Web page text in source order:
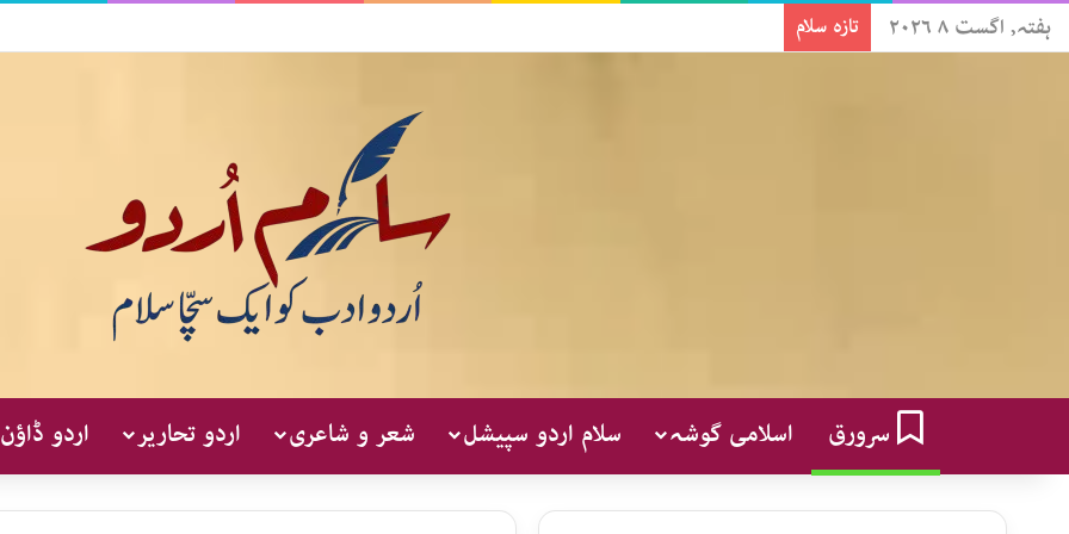
ہفتہ, اگست ۸ ۲۰۲۶ تازہ سلام
سرورق اسلامی گوشہ سلام اردو سپیشل شعر و شاعری اردو تحاریر اردو